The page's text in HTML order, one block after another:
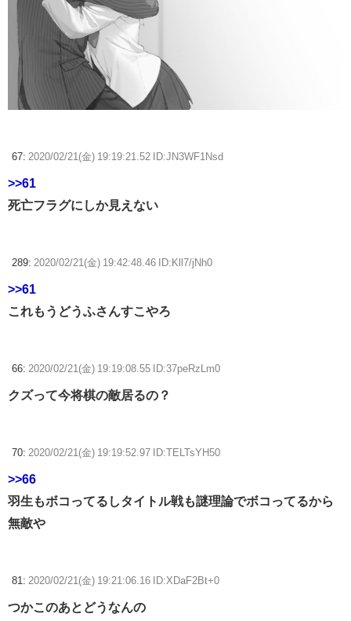
67: 2020/02/21(金) 19:19:21.52 ID:JN3WF1Nsd
>>61
死亡フラグにしか見えない
289: 2020/02/21(金) 19:42:48.46 ID:Kll7/jNh0
>>61
これもうどうふさんすこやろ
66: 2020/02/21(金) 19:19:08.55 ID:37peRzLm0
クズって今将棋の敵居るの？
70: 2020/02/21(金) 19:19:52.97 ID:TELTsYH50
>>66
羽生もボコってるしタイトル戦も謎理論でボコってるから
無敵や
81: 2020/02/21(金) 19:21:06.16 ID:XDaF2Bt+0
つかこのあとどうなんの